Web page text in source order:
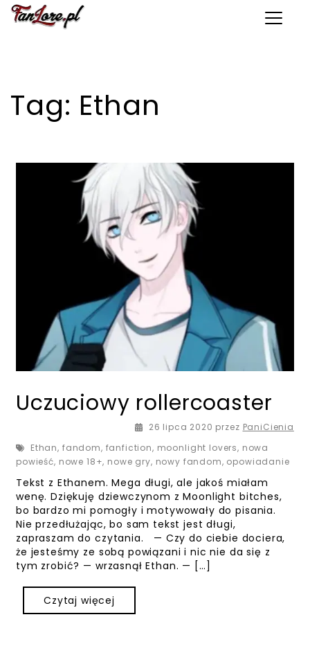
Toggle
Tag: Ethan
Uczuciowy rollercoaster
26 lipca 2020 26 lipca 2020
przez PaniCienia
Ethan, fandom, fanfiction, moonlight lovers, nowa
powieść, nowe 18+, nowe gry, nowy fandom, opowiadanie
Tekst z Ethanem. Mega długi, ale jakoś miałam
wenę. Dziękuję dziewczynom z Moonlight bitches,
bo bardzo mi pomogły i motywowały do pisania.
Nie przedłużając, bo sam tekst jest długi,
zapraszam do czytania. — Czy do ciebie dociera,
że jesteśmy ze sobą powiązani i nic nie da się z
tym zrobić? — wrzasnął Ethan. — […]
Czytaj więcej